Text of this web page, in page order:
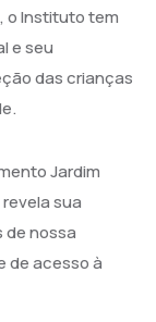
o Instituto tem
e seu
das crianças
Jardim
sua
de nossa
de acesso à